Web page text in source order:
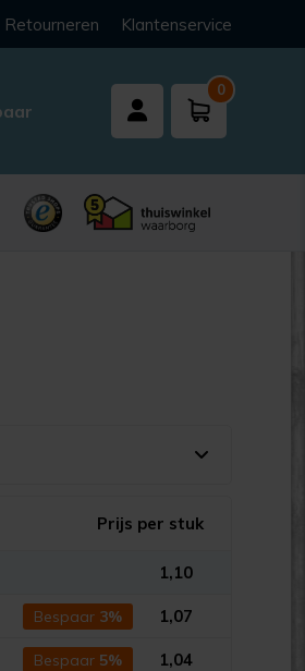
Retourneren Klantenservice
0
Prijs per stuk
1,10
Bespaar 3% 1,07
Bespaar 5% 1,04